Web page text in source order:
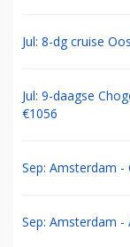
Jul: 8-dg cruise
Jul: 9-daagse
€1056
Sep: Amsterdam -
Sep: Amsterdam -